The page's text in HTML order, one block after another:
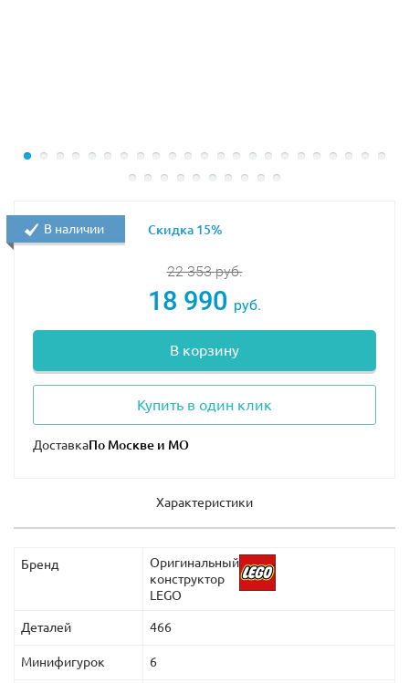
Набор Лего ниндзяго 70669 включает персонажей:
4 минифигурки: Кай, Коул, два разведчика
Каменной армии;
сборная фигура гигантского воина Каменной
катаны ниндзя Кая, арбалет с метателем разведчика
Каменной армии, 2 катаны большого воина Каменной
армии.
Основные элементы набора имеют размеры:
Конструктор Лего 70669 можно купить для
творческого конструирования и ролевых игр. Усадив
за руль Земляного бура минифигурку Коула, одержи
победу в тяжелой битве и верни украденное Золотое
22 353руб.
18 990 руб.
В корзину
Купить в один клик
Доставка
В наличии Скидка 15%
Характеристики
Бренд
Оригинальный
конструктор
LEGO
Деталей 466
Минифигурок 6